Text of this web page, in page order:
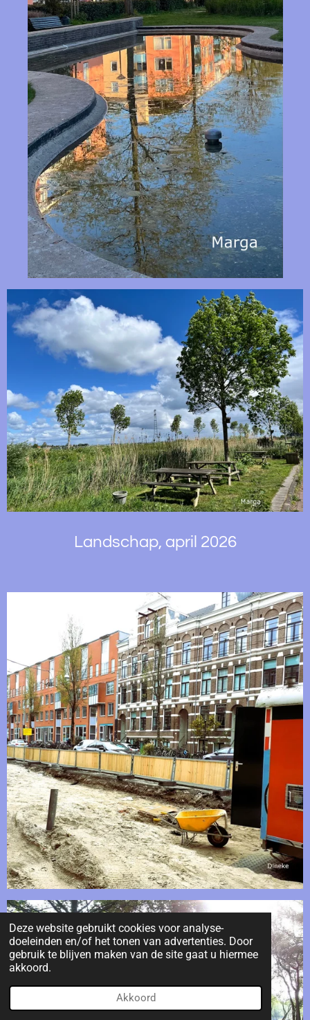
Deze website gebruikt cookies voor analyse-
doeleinden en/of het tonen van advertenties. Door
gebruik te blijven maken van de site gaat u hiermee
akkoord.
Akkoord
Landschap, april 2026